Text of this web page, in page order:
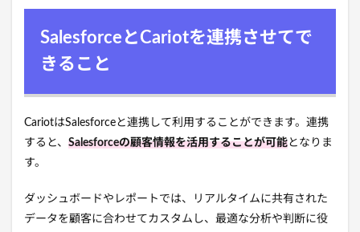
SalesforceとCariotを連携させてで
きること
CariotはSalesforceと連携して利用することができます。連携
すると、 Salesforceの顧客情報を活用することが可能となりま
す。
ダッシュボードやレポートでは、リアルタイムに共有された
データを顧客に合わせてカスタムし、最適な分析や判断に役